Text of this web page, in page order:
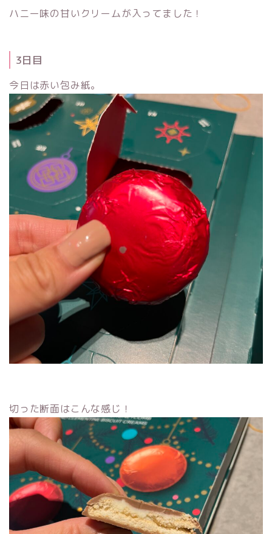
ハニー味の甘いクリームが入ってました！
3日目
今日は赤い包み紙。
切った断面はこんな感じ！